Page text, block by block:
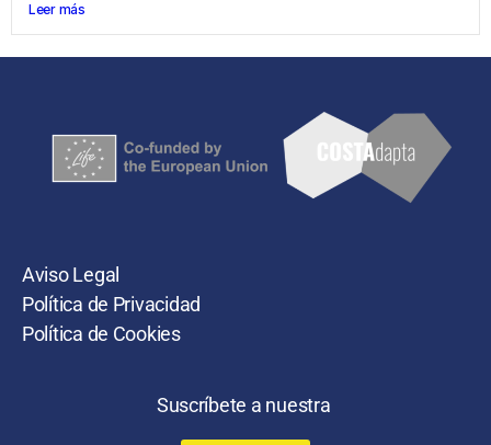
Leer más
Aviso Legal
Política de Privacidad
Política de Cookies
Suscríbete a nuestra